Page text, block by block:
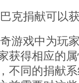
克捐献可以
游戏中为玩
获得相应的
不同的捐献